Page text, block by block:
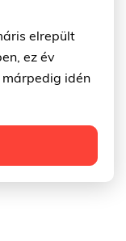
elrepült
ez év
idén